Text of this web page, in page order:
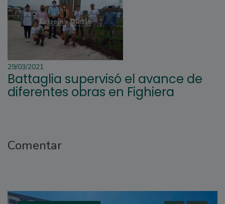
29/03/2021
Battaglia supervisó el avance de
diferentes obras en Fighiera
Comentar